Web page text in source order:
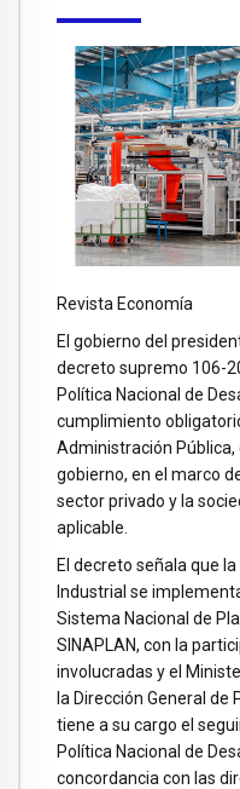
Revista Economía
El gobierno del
decreto supremo 106-
Política Nacional de
cumplimiento
Administración Pública,
gobierno, en el marco
sector privado y la
aplicable.
El decreto señala que
Industrial se
Sistema Nacional de
SINAPLAN, con la
involucradas y el
la Dirección General de
tiene a su cargo el
Política Nacional de
concordancia con las